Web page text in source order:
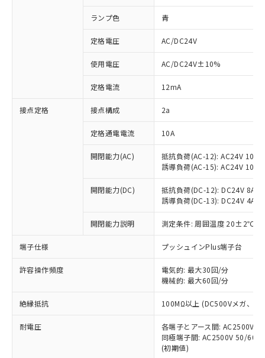
ランプ色 青
定格電圧 AC/DC24V
使用電圧 AC/DC24V±10%
定格電流 12mA
接点定格 接点構成 2a
定格通電電流 10A
開閉能力(AC)
抵抗負荷(AC-12): AC24V 10A/
誘導負荷(AC-15): AC24V
開閉能力(DC)
抵抗負荷(DC-12): DC24V 8A/
誘導負荷(DC-13): DC24V 4A/
開閉能力説明 測定条件: 周囲温度 20±2℃、
端子仕様 プッシュインPlus端子台
許容操作頻度
電気的: 最大30回/分
機械的: 最大60回/分
絶縁抵抗 100MΩ以上 (DC500Vメガ、点
耐電圧
各端子とアース間: AC2500V
同極端子間: AC2500V 50/
(初期値)
ご利用条件
以下の条件をお読みいただき、同意のうえ
ご利用ください。
本サービスは、当社制御機器事業取扱
商品の当社在庫状況および標準価格
(税抜)を提供させていただくもので
当社制御機器事業取扱商品の中には、
本サービスの対象外となる商品もある
ことをご了承ください。
在庫状況および標準価格照会結果は、
記載している更新日時点での社内デー
タに基づき作成されるものであり、閲
覧された時点での実際の在庫および標
準価格とは異なる場合があることをご
※1 対応状況
対応済み：EU RoHS指令（10物質）の
非含有に対応した製品が提供可能な商品で
す。
対応予定：EU RoHS指令（10物質）の非含
有に対応した製品に切り替える予定のある
対応予定なし：EU RoHS指令（10物質）の
非含有に非対応の商品で、対応品を出す予
定はありません。
調査・確認中：EU RoHS指令（10物質）の
非含有の対応状況を調査中または確認中の
非該当品：ライセンス料など無形物で、有
害物質有無と関係のない商品です。
仕入先様の事情により、非含有部品として
いたものが、含有品と判明した場合などや
むを得ず変更することがあります。
六価クロム(Cr(Ⅵ)) 1000ppm以下、ポリ臭化ビフェニル
類(PBB) 1000ppm以下、ポリ臭化ジフェニルエーテル類
「○」：最大均質材料含有率が中国RoHSの
基準値以下であることを示します。
「×」：最大均質材料含有率が中国RoHSの
基準値を超えていることを示します。
「－」：未確認です。当社販売部門へお問
*中国RoHS10物質の基準値 (GB/T26572)：
Pb(鉛) :1000ppm、 Hg(水銀) : 1000ppm、 Cd(カドミウ
Cr(Ⅵ)(六価クロム) : 1000ppm、 PBBs(ポリ臭化ビフェ
当社は、これら貴社製品のうち、外国
為替および外国貿易法に定める商品
（以下｢規制貨物等」という）を輸出
または国外への提供する場合は、日本
国政府の輸出許可(または役務取引許
可)を取得するなどの必要な手続きを